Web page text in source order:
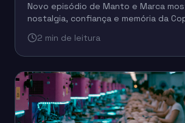
Novo episódio de Manto e Marca
nostalgia, confiança e memória da
da torcida.
2 min de leitura